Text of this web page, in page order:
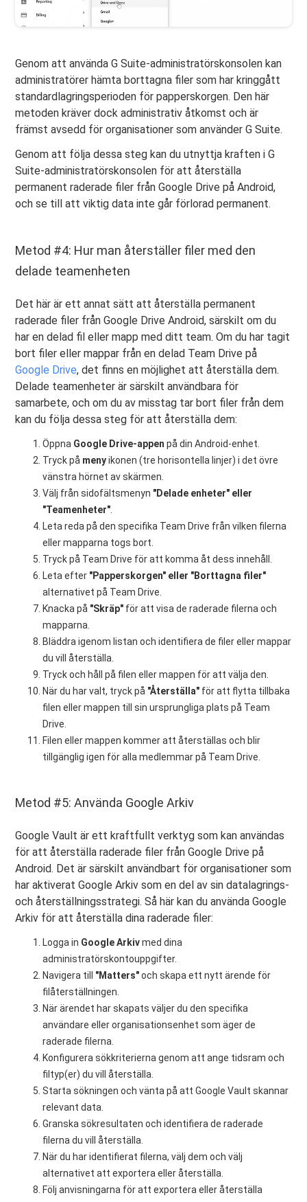
Genom att använda G Suite-administratörskonsolen kan
administratörer hämta borttagna filer som har kringgått
standardlagringsperioden för papperskorgen. Den här
metoden kräver dock administrativ åtkomst och är
främst avsedd för organisationer som använder G Suite.
Genom att följa dessa steg kan du utnyttja kraften i G
Suite-administratörskonsolen för att återställa
permanent raderade filer från Google Drive på Android,
och se till att viktig data inte går förlorad permanent.
Metod #4: Hur man återställer filer med den
delade teamenheten
Det här är ett annat sätt att återställa permanent
raderade filer från Google Drive Android, särskilt om du
har en delad fil eller mapp med ditt team. Om du har tagit
bort filer eller mappar från en delad Team Drive på
Google Drive, det finns en möjlighet att återställa dem.
Delade teamenheter är särskilt användbara för
samarbete, och om du av misstag tar bort filer från dem
kan du följa dessa steg för att återställa dem:
Öppna Google Drive-appen på din Android-enhet.
Tryck på menyikonen (tre horisontella linjer) i det övre
vänstra hörnet av skärmen.
Välj från sidofältsmenyn "Delade enheter" eller
"Teamenheter".
Leta reda på den specifika Team Drive från vilken filerna
eller mapparna togs bort.
Tryck på Team Drive för att komma åt dess innehåll.
Leta efter "Papperskorgen" eller "Borttagna filer"
alternativet på Team Drive.
Knacka på "Skräp" för att visa de raderade filerna och
mapparna.
Bläddra igenom listan och identifiera de filer eller mappar
du vill återställa.
Tryck och håll på filen eller mappen för att välja den.
När du har valt, tryck på "Återställa" för att flytta tillbaka
filen eller mappen till sin ursprungliga plats på Team
Drive.
Filen eller mappen kommer att återställas och blir
tillgänglig igen för alla medlemmar på Team Drive.
Metod #5: Använda Google Arkiv
Google Vault är ett kraftfullt verktyg som kan användas
för att återställa raderade filer från Google Drive på
Android. Det är särskilt användbart för organisationer som
har aktiverat Google Arkiv som en del av sin datalagrings-
och återställningsstrategi. Så här kan du använda Google
Arkiv för att återställa dina raderade filer:
Logga in Google Arkivmed dina
administratörskontouppgifter.
Navigera till
"Matters"och skapa ett nytt ärende för
filåterställningen.
När ärendet har skapats väljer du den specifika
användare eller organisationsenhet som äger de
raderade filerna.
Konfigurera sökkriterierna genom att ange tidsram och
filtyp(er) du vill återställa.
Starta sökningen och vänta på att Google Vault skannar
relevant data.
Granska sökresultaten och identifiera de raderade
filerna du vill återställa.
När du har identifierat filerna, välj dem och välj
alternativet att exportera eller återställa.
Följ anvisningarna för att exportera eller återställa